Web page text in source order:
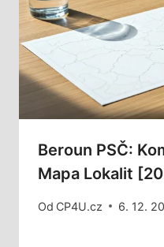
Beroun PSČ:
Mapa Lokalit
Od CP4U.cz 6. 12.